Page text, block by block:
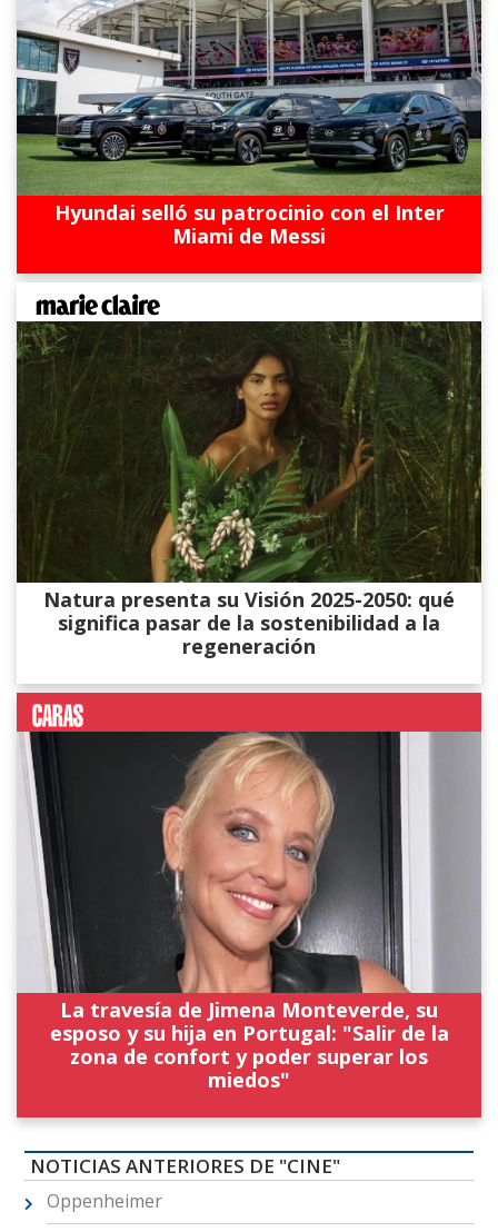
Hyundai selló su patrocinio con el Inter
Miami de Messi
Natura presenta su Visión 2025-2050: qué
significa pasar de la sostenibilidad a la
regeneración
La travesía de Jimena Monteverde, su
esposo y su hija en Portugal: "Salir de la
zona de confort y poder superar los
miedos"
NOTICIAS ANTERIORES DE "CINE"
Oppenheimer